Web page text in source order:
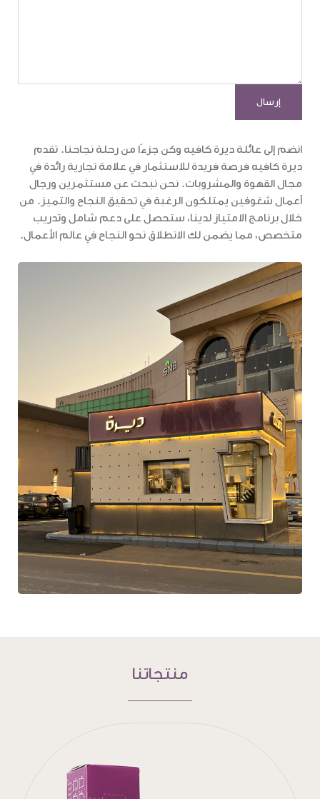
انضم إلى عائلة ديرة كافيه وكن جزءًا من رحلة نجاحنا. تقدم
ديرة كافيه فرصة فريدة للاستثمار في علامة تجارية رائدة في
مجال القهوة والمشروبات. نحن نبحث عن مستثمرين ورجال
أعمال شغوفين يمتلكون الرغبة في تحقيق النجاح والتميز. من
خلال برنامج الامتياز لدينا، ستحصل على دعم شامل وتدريب
متخصص، مما يضمن لك الانطلاق نحو النجاح في عالم الأعمال.
منتجاتنا